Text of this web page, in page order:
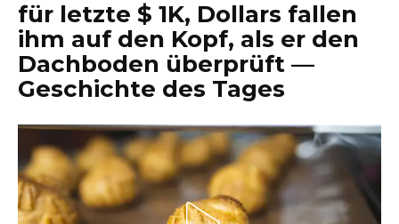
für letzte $ 1K, Dollars fallen
ihm auf den Kopf, als er den
Dachboden überprüft —
Geschichte des Tages